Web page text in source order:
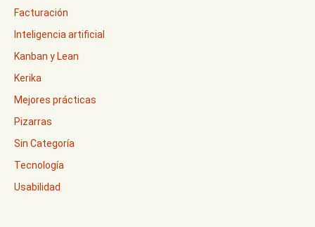
Facturación
Inteligencia artificial
Kanban y Lean
Kerika
Mejores prácticas
Pizarras
Sin Categoría
Tecnología
Usabilidad